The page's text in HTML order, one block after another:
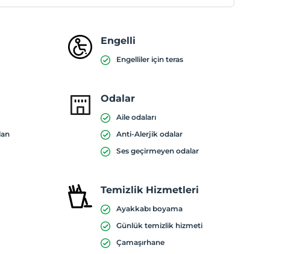
Engelli
Engelliler için teras
Odalar
Aile odaları
Anti-Alerjik odalar
Ses geçirmeyen odalar
Temizlik Hizmetleri
Ayakkabı boyama
Günlük temizlik hizmeti
Çamaşırhane